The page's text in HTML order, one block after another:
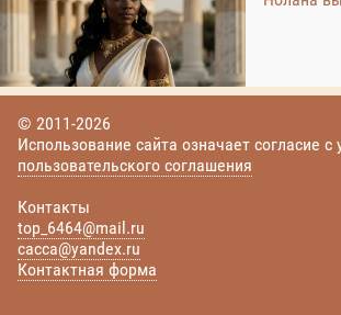
© 2011-2026
Использование сайта означает согласие с
пользовательского соглашения
Контакты
top_6464@mail.ru
cacca@yandex.ru
Контактная форма